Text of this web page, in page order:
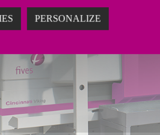
PERSONALIZE